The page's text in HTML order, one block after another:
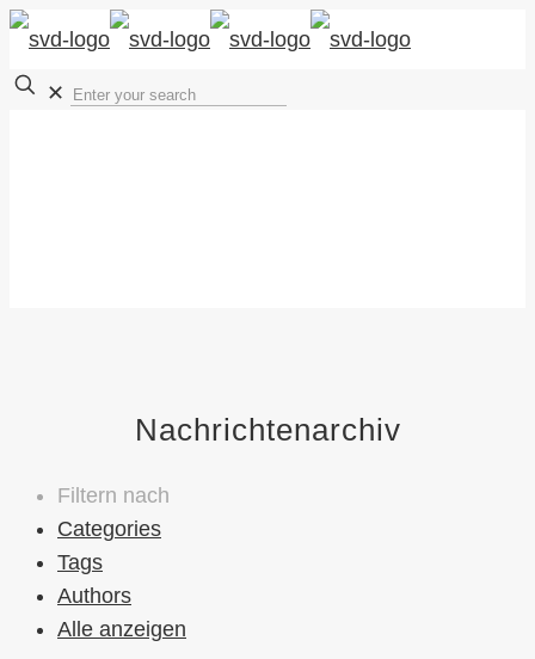
✕
Nachrichtenarchiv
Filtern nach
Categories
Tags
Authors
Alle anzeigen